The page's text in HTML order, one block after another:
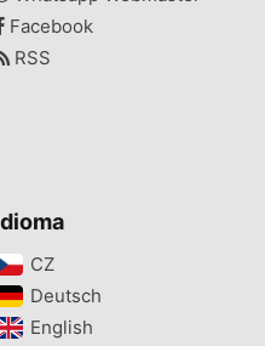
Facebook
RSS
CZ‎
Deutsch‎
English‎